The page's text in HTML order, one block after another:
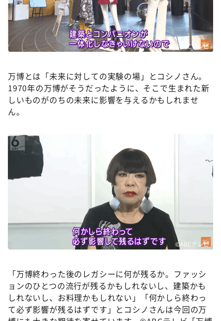
©ABCテレビ
万博とは「未来に対しての実験の場」とコシノさん。
1970年の万博がそうだったように、そこで生まれた新
しいものがのちの未来に影響を与えるかもしれませ
ん。
©ABCテレビ
「万博終わった後のレガシーに何が残るか。ファッシ
ョンのひとつの流行が残るかもしれないし、建築かも
しれないし、お料理かもしれない」「何かしら終わっ
て必ず影響が残るはずです」とコシノさんは今回の万